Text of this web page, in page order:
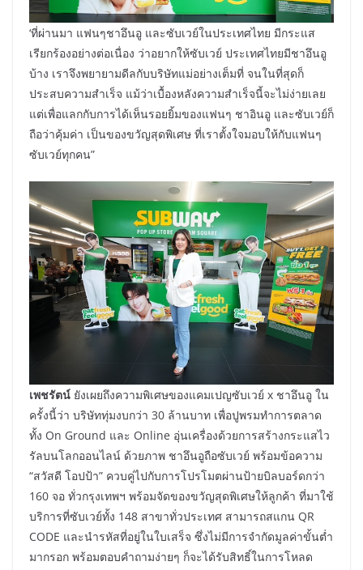
‘ที่ผ่านมา แฟนๆชาอึนอู และซับเวย์ในประเทศไทย มีกระแส
เรียกร้องอย่างต่อเนื่อง ว่าอยากให้ซับเวย์ ประเทศไทยมีชาอึนอู
บ้าง เราจึงพยายามดีลกับบริษัทแม่อย่างเต็มที่ จนในที่สุดก็
ประสบความสำเร็จ แม้ว่าเบื้องหลังความสำเร็จนี้จะไม่ง่ายเลย
แต่เพื่อแลกกับการได้เห็นรอยยิ้มของแฟนๆ ชาอินอู และซับเวย์ก็
ถือว่าคุ้มค่า เป็นของขวัญสุดพิเศษ ที่เราตั้งใจมอบให้กับแฟนๆ
ซับเวย์ทุกคน”
เพชรัตน์ ยังเผยถึงความพิเศษของแคมเปญซับเวย์ x ชาอึนอู ใน
ครั้งนี้ว่า บริษัททุ่มงบกว่า 30 ล้านบาท เพื่อปูพรมทำการตลาด
ทั้ง On Ground และ Online อุ่นเครื่องด้วยการสร้างกระแสไว
รัลบนโลกออนไลน์ ด้วยภาพ ชาอึนอูถือซับเวย์ พร้อมข้อความ
“สวัสดี โอปป้า” ควบคู่ไปกับการโปรโมตผ่านป้ายบิลบอร์ดกว่า
160 จอ ทั่วกรุงเทพฯ พร้อมจัดของขวัญสุดพิเศษให้ลูกค้า ที่มาใช้
บริการที่ซับเวย์ทั้ง 148 สาขาทั่วประเทศ สามารถสแกน QR
CODE และนำรหัสที่อยู่ในใบเสร็จ ซึ่งไม่มีการจำกัดมูลค่าขั้นต่ำ
มากรอก พร้อมตอบคำถามง่ายๆ ก็จะได้รับสิทธิ์ในการโหลด